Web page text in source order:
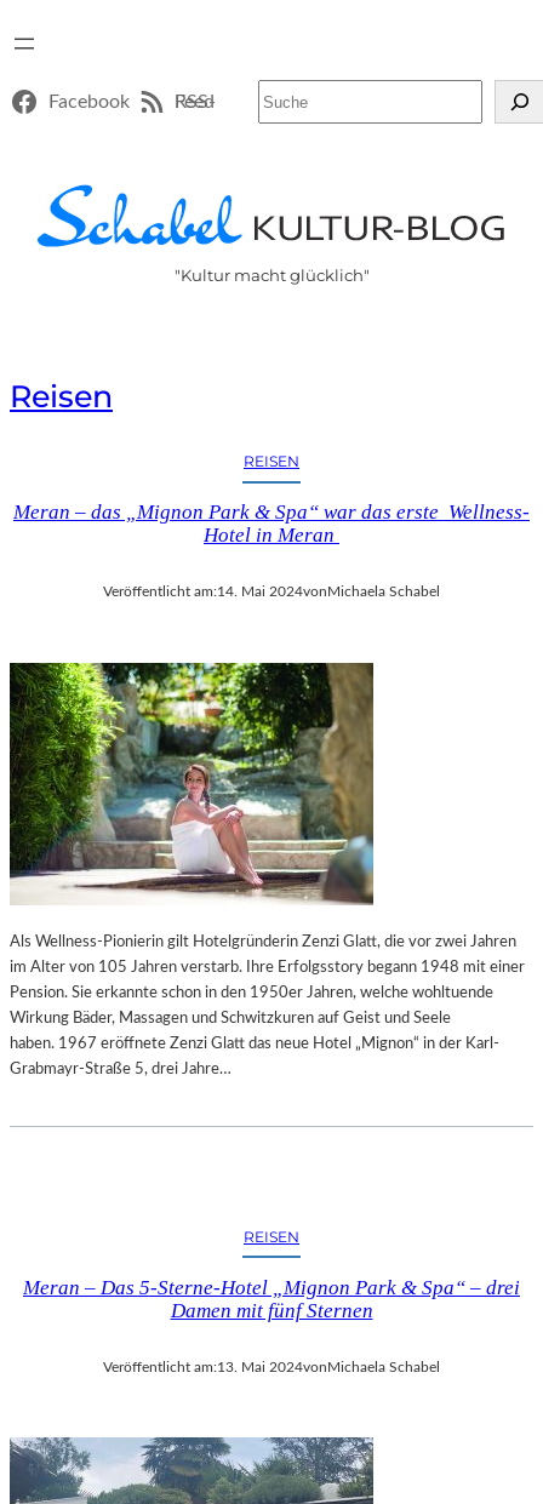
Facebook RSS-Feed
"Kultur macht glücklich"
Reisen
REISEN
Meran – das „Mignon Park & Spa“ war das erste Wellness-
Hotel in Meran
Veröffentlicht am:14. Mai 2024von Michaela Schabel
Als Wellness-Pionierin gilt Hotelgründerin Zenzi Glatt, die vor zwei Jahren
im Alter von 105 Jahren verstarb. Ihre Erfolgsstory begann 1948 mit einer
Pension. Sie erkannte schon in den 1950er Jahren, welche wohltuende
Wirkung Bäder, Massagen und Schwitzkuren auf Geist und Seele
haben. 1967 eröffnete Zenzi Glatt das neue Hotel „Mignon“ in der Karl-
Grabmayr-Straße 5, drei Jahre…
REISEN
Meran – Das 5-Sterne-Hotel „Mignon Park & Spa“ – drei
Damen mit fünf Sternen
Veröffentlicht am:13. Mai 2024vonMichaela Schabel